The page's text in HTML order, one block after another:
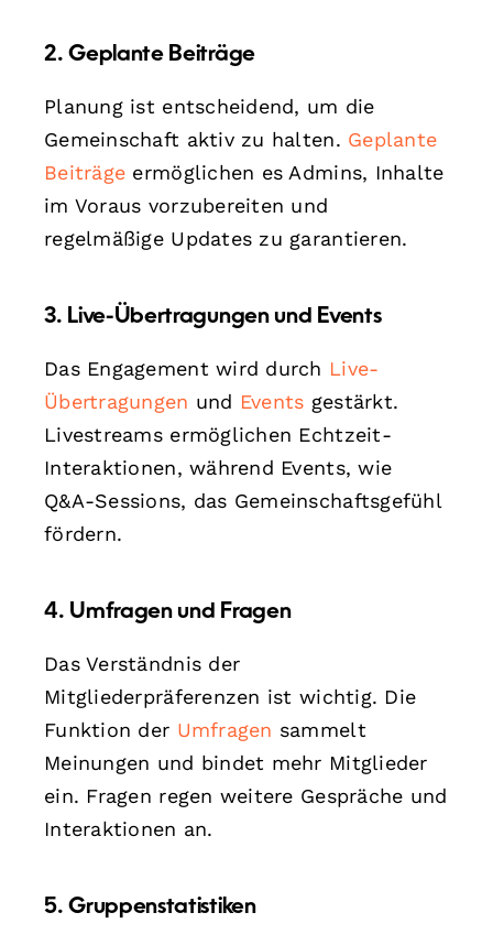
2. Geplante Beiträge
Planung ist entscheidend, um die
Gemeinschaft aktiv zu halten. Geplante
Beiträge ermöglichen es Admins, Inhalte
im Voraus vorzubereiten und
regelmäßige Updates zu garantieren.
3. Live-Übertragungen und Events
Das Engagement wird durch Live-
Übertragungen und Events gestärkt.
Livestreams ermöglichen Echtzeit-
Interaktionen, während Events, wie
Q&A-Sessions, das Gemeinschaftsgefühl
fördern.
4. Umfragen und Fragen
Das Verständnis der
Mitgliederpräferenzen ist wichtig. Die
Funktion der Umfragen sammelt
Meinungen und bindet mehr Mitglieder
ein. Fragen regen weitere Gespräche und
Interaktionen an.
5. Gruppenstatistiken